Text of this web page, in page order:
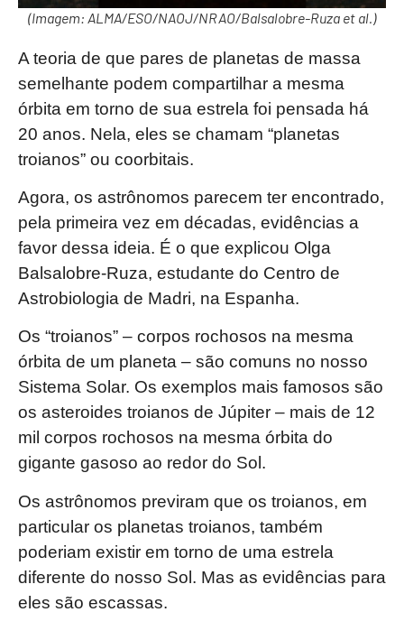
(Imagem: ALMA/ESO/NAOJ/NRAO/Balsalobre-Ruza et al.)
A teoria de que pares de planetas de massa
semelhante podem compartilhar a mesma
órbita em torno de sua estrela foi pensada há
20 anos. Nela, eles se chamam “planetas
troianos” ou coorbitais.
Agora, os astrônomos parecem ter encontrado,
pela primeira vez em décadas, evidências a
favor dessa ideia. É o que explicou Olga
Balsalobre-Ruza, estudante do Centro de
Astrobiologia de Madri, na Espanha.
Os “troianos” – corpos rochosos na mesma
órbita de um planeta – são comuns no nosso
Sistema Solar. Os exemplos mais famosos são
os asteroides troianos de Júpiter – mais de 12
mil corpos rochosos na mesma órbita do
gigante gasoso ao redor do Sol.
Os astrônomos previram que os troianos, em
particular os planetas troianos, também
poderiam existir em torno de uma estrela
diferente do nosso Sol. Mas as evidências para
eles são escassas.